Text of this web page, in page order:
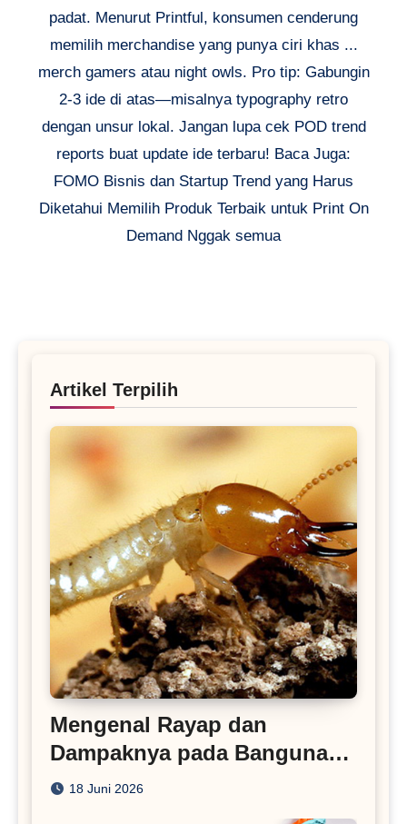
padat. Menurut Printful, konsumen cenderung
memilih merchandise yang punya ciri khas ...
merch gamers atau night owls. Pro tip: Gabungin
2-3 ide di atas—misalnya typography retro
dengan unsur lokal. Jangan lupa cek POD trend
reports buat update ide terbaru! Baca Juga:
FOMO Bisnis dan Startup Trend yang Harus
Diketahui Memilih Produk Terbaik untuk Print On
Demand Nggak semua
Artikel Terpilih
Mengenal Rayap dan
Dampaknya pada Bangunan
Rumah
18 Juni 2026